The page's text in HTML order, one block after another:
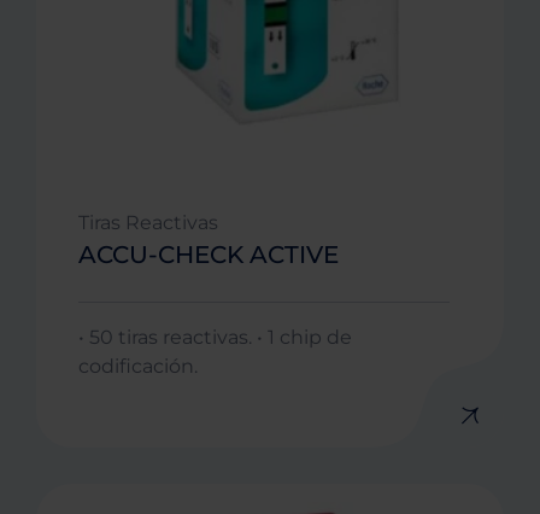
Tiras Reactivas
ACCU-CHECK ACTIVE
• 50 tiras reactivas. • 1 chip de
codificación.